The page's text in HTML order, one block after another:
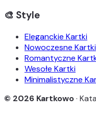
🎨 Style
Eleganckie Kartki
Nowoczesne Kartki
Romantyczne
Wesołe Kartki
Minimalistyczne
© 2026 Kartkowo·